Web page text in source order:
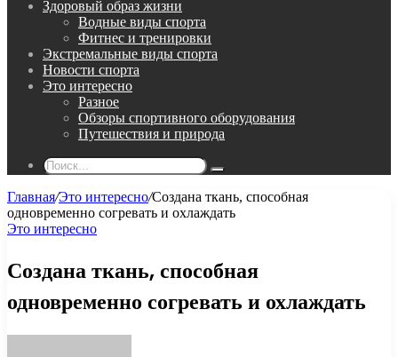
Здоровый образ жизни
Водные виды спорта
Фитнес и тренировки
Экстремальные виды спорта
Новости спорта
Это интересно
Разное
Обзоры спортивного оборудования
Путешествия и природа
Поиск...
Главная/Это интересно/Создана ткань, способная
одновременно согревать и охлаждать
Это интересно
Создана ткань, способная
одновременно согревать и охлаждать